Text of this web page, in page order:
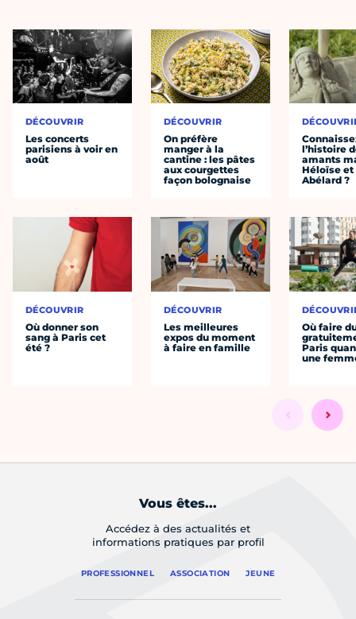
DÉCOUVRIR
Les concerts
parisiens à voir en
août
DÉCOUVRIR
Où donner son
sang à Paris cet
été ?
DÉCOUVRIR
On préfère
manger à la
cantine : les pâtes
aux courgettes
façon bolognaise
DÉCOUVRIR
Les meilleures
expos du moment
à faire en famille
l’histoire
amants
Héloïse et
Abélard ?
Où faire
Paris
une
Vous êtes...
Accédez à des actualités et
informations pratiques par profil
PROFESSIONNEL ASSOCIATION JEUNE